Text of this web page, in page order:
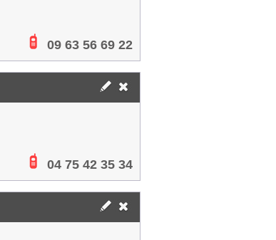
09 63 56 69 22
04 75 42 35 34